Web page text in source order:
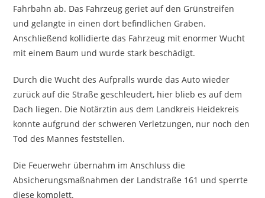
Fahrbahn ab. Das Fahrzeug geriet auf den Grünstreifen
und gelangte in einen dort befindlichen Graben.
Anschließend kollidierte das Fahrzeug mit enormer Wucht
mit einem Baum und wurde stark beschädigt.
Durch die Wucht des Aufpralls wurde das Auto wieder
zurück auf die Straße geschleudert, hier blieb es auf dem
Dach liegen. Die Notärztin aus dem Landkreis Heidekreis
konnte aufgrund der schweren Verletzungen, nur noch den
Tod des Mannes feststellen.
Die Feuerwehr übernahm im Anschluss die
Absicherungsmaßnahmen der Landstraße 161 und sperrte
diese komplett.